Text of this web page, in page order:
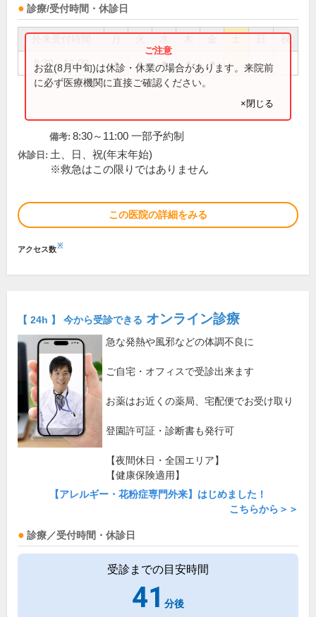
診療/受付時間・休診日
祝
8:30～11:00 ● ● ● ● ●
お盆(8月中旬)は休診・休業の場合があります。来院前
に必ず医療機関に直接ご確認ください。
×閉じる
備考: 8:30～11:00 一部予約制
休診日: 土、日、祝(年末年始)
※救急はこの限りではありません
この医院の詳細をみる
アクセス数※
【 24h 】 今から受診できる オンライン診療
急な発熱や風邪などの体調不良に
ご自宅・オフィスで受診出来ます
お薬はお近くの薬局、宅配便でお受け取り
登園許可証・診断書も発行可
【夜間休日・全国エリア】
【健康保険適用】
【アレルギー・花粉症専門外来】はじめました！
こちらから＞＞
診療／受付時間・休診日
受診までの目安時間
41 分後